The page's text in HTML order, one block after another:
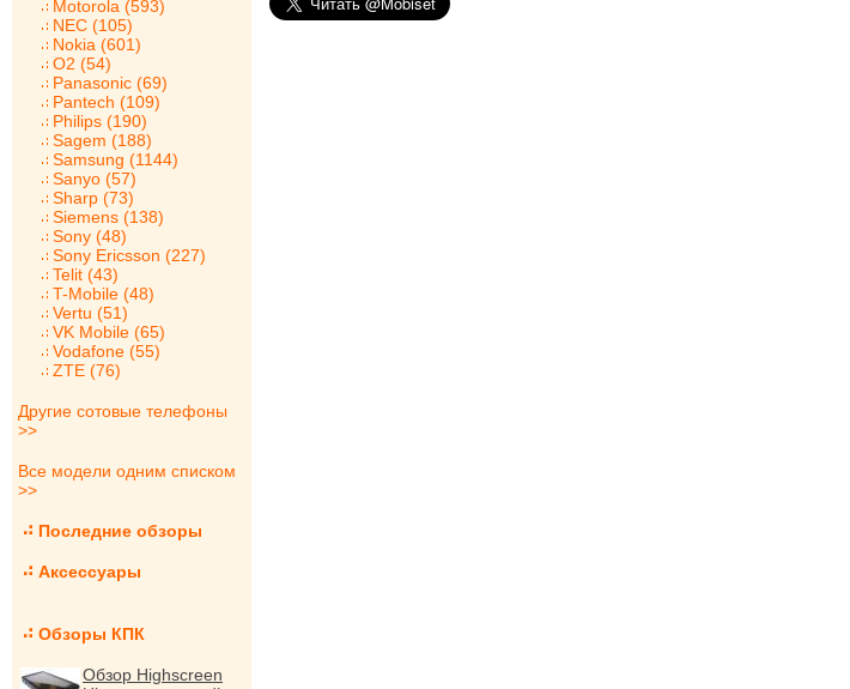
Motorola (593)
NEC (105)
Nokia (601)
O2 (54)
Panasonic (69)
Pantech (109)
Philips (190)
Sagem (188)
Samsung (1144)
Sanyo (57)
Sharp (73)
Siemens (138)
Sony (48)
Sony Ericsson (227)
Telit (43)
T-Mobile (48)
Vertu (51)
VK Mobile (65)
Vodafone (55)
ZTE (76)
Другие сотовые телефоны
>>
Все модели одним списком
>>
Последние обзоры
Аксессуары
Обзоры КПК
Обзор Highscreen